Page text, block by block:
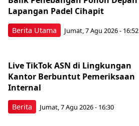
Berita Utama
Lapangan Padel Cihapit
Jumat, 7 Agu 2026 - 16:52
Berita
Live TikTok ASN di Lingkungan
Kantor Berbuntut Pemeriksaan
Internal
Jumat, 7 Agu 2026 - 16:30